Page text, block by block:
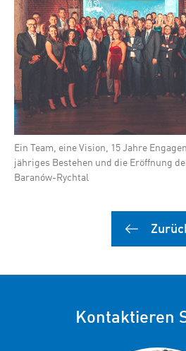
Ein Team, eine Vision, 15 Jahre
jähriges Bestehen und die Eröffnung
Baranów-Rychtal
Kontaktieren